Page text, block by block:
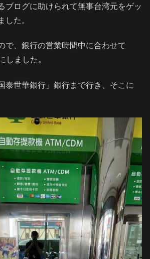
ブログに助けられて無事台湾元をゲッ
した。
で、銀行の営業時間中に合わせて
しました。
泰世華銀行」銀行まで行き、そこに